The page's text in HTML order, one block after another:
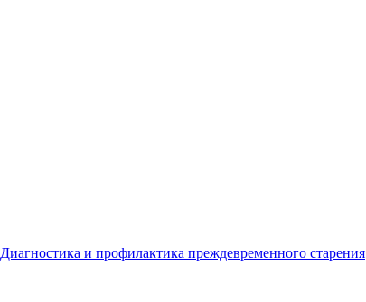
Диагностика и профилактика преждевременного старения